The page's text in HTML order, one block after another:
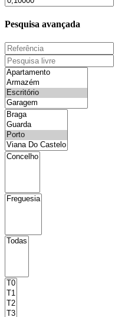
Pesquisa avançada